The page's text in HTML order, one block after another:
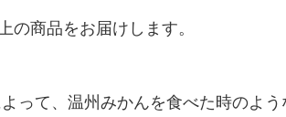
の商品をお届けします。
って、温州みかんを食べた時のよ